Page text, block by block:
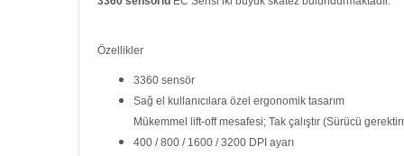
Özellikler
3360 sensör
Sağ el kullanıcılara özel ergonomik tasarım
Mükemmel lift-off mesafesi; Tak çalıştır (Sürücü
400 / 800 / 1600 / 3200 DPI ayarı